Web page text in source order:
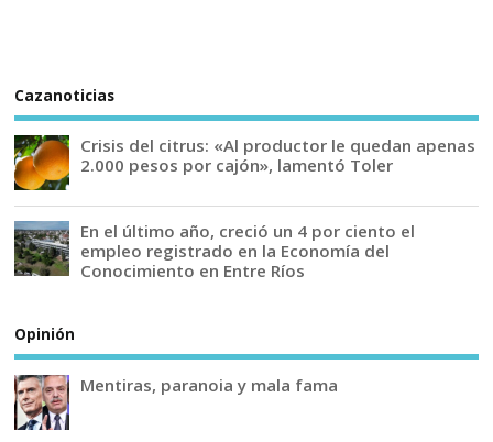
Cazanoticias
Crisis del citrus: «Al productor le quedan apenas
2.000 pesos por cajón», lamentó Toler
En el último año, creció un 4 por ciento el
empleo registrado en la Economía del
Conocimiento en Entre Ríos
Opinión
Mentiras, paranoia y mala fama